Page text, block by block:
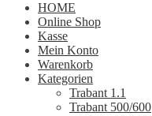
HOME
Online Shop
Kasse
Mein Konto
Warenkorb
Kategorien
Trabant 1.1
Trabant 500/600